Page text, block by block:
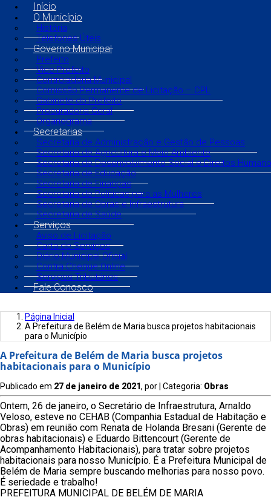
Início
O Município
História
Telefones Úteis
Governo Municipal
Prefeito
Vice Prefeito
Controladoria Municipal
Comissão Permanente de Licitação – CPL
Gabinete do Prefeito
Procuradoria Geral
Organograma
Secretarias
Secretaria de Administração e Gestão de Pessoas
Secretaria de Agricultura e Meio Ambiente
Secretaria de Desenvolvimento Social e Direitos
Secretaria de Educação
Secretaria de Finanças
Secretaria de Políticas para as Mulheres
Secretaria de Obras e Infraestrutura
Secretaria de Saúde
Serviços
Aviso de Licitação
Carta de Serviços
Diário Municipal Oficial
Contra Cheque Online
Serviços Tributários
Fale Conosco
Página Inicial
A Prefeitura de Belém de Maria busca projetos habitacionais
para o Município
A Prefeitura de Belém de Maria busca projetos
habitacionais para o Município
Publicado em 27 de janeiro de 2021, por | Categoria: Obras
Ontem, 26 de janeiro, o Secretário de Infraestrutura, Arnaldo
Veloso, esteve no CEHAB (Companhia Estadual de Habitação e
Obras) em reunião com Renata de Holanda Bresani (Gerente de
obras habitacionais) e Eduardo Bittencourt (Gerente de
Acompanhamento Habitacionais), para tratar sobre projetos
habitacionais para nosso Município. É a Prefeitura Municipal de
Belém de Maria sempre buscando melhorias para nosso povo.
É seriedade e trabalho!
PREFEITURA MUNICIPAL DE BELÉM DE MARIA